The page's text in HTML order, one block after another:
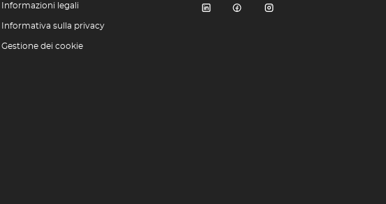
Informazioni legali
Informativa sulla privacy
Gestione dei cookie